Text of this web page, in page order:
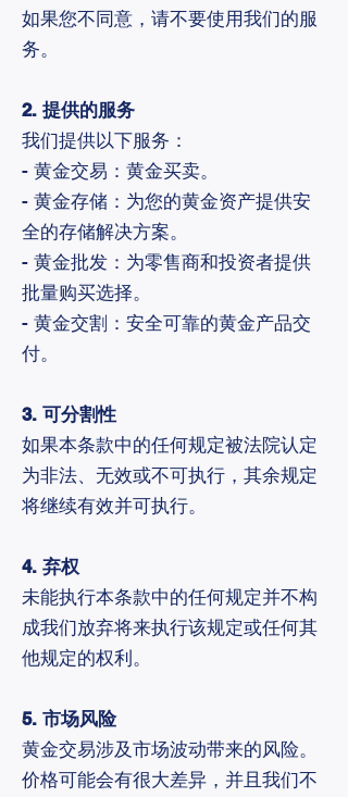
如果您不同意，请不要使用我们的服
务。
2. 提供的服务
我们提供以下服务：
- 黄金交易：黄金买卖。
- 黄金存储：为您的黄金资产提供安
全的存储解决方案。
- 黄金批发：为零售商和投资者提供
批量购买选择。
- 黄金交割：安全可靠的黄金产品交
付。
3. 可分割性
如果本条款中的任何规定被法院认定
为非法、无效或不可执行，其余规定
将继续有效并可执行。
4. 弃权
未能执行本条款中的任何规定并不构
成我们放弃将来执行该规定或任何其
他规定的权利。
5. 市场风险
黄金交易涉及市场波动带来的风险。
价格可能会有很大差异，并且我们不